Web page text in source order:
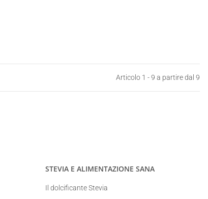
Articolo 1 - 9 a partire dal 9
STEVIA E ALIMENTAZIONE SANA
Il dolcificante Stevia